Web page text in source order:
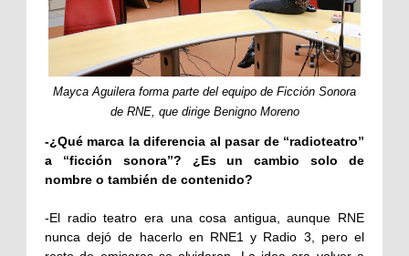
Mayca Aguilera forma parte del equipo de Ficción Sonora
de RNE, que dirige Benigno Moreno
-¿Qué marca la diferencia al pasar de “radioteatro”
a “ficción sonora”? ¿Es un cambio solo de
nombre o también de contenido?
-El radio teatro era una cosa antigua, aunque RNE
nunca dejó de hacerlo en RNE1 y Radio 3, pero el